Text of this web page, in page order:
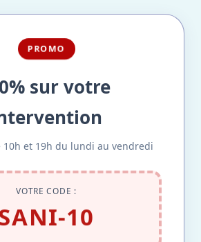
PROMO
sur votre
10h et 19h du lundi au vendredi
VOTRE CODE :
10